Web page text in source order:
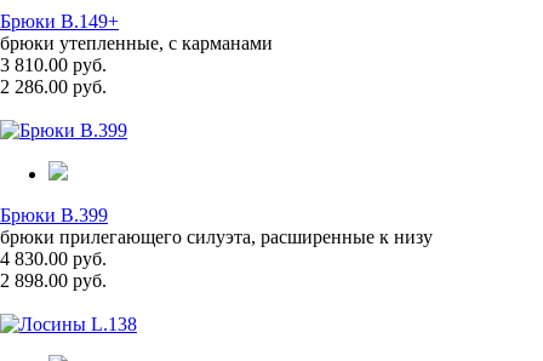
Брюки B.149+
брюки утепленные, с карманами
3 810.00 руб.
2 286.00 руб.
Брюки B.399
брюки прилегающего силуэта, расширенные к низу
4 830.00 руб.
2 898.00 руб.